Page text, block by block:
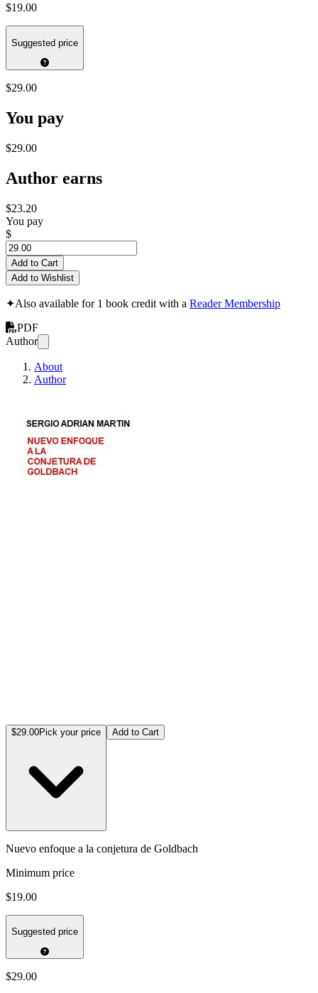
$19.00
Suggested price
$29.00
You pay
$29.00
Author earns
$23.20
You pay
$
Add to Cart
Add to Wishlist
✦Also available for 1 book credit with a Reader Membership
PDF
Author
About
Author
$29.00Pick your price Add to Cart
Nuevo enfoque a la conjetura de Goldbach
Minimum price
$19.00
Suggested price
$29.00